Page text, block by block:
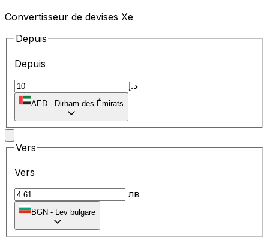
Convertisseur de devises Xe
Depuis
Depuis
د.إ
AED - Dirham des Émirats
Vers
Vers
лв
BGN - Lev bulgare